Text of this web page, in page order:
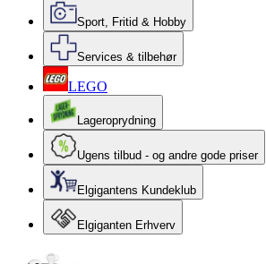
Sport, Fritid & Hobby
Services & tilbehør
LEGO
Lageroprydning
Ugens tilbud - og andre gode priser
Elgigantens Kundeklub
Elgiganten Erhverv